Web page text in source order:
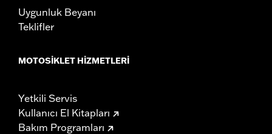
Uygunluk Beyanı
Teklifler
MOTOSIKLET HIZMETLERI
Yetkili Servis
Kullanıcı El Kitapları
Bakım Programları